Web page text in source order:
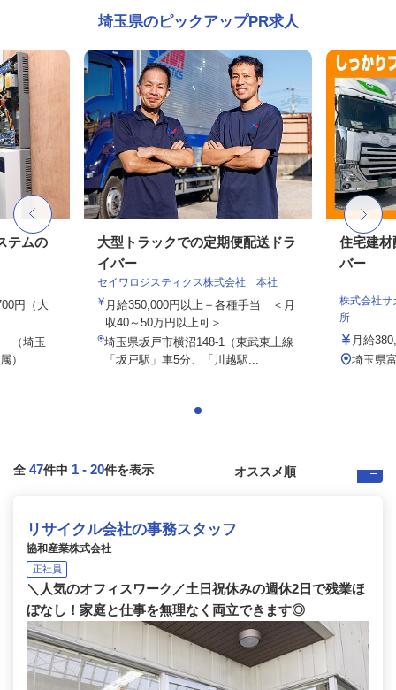
埼玉県のピックアップPR求人
テムの
円（大
（埼玉
）
大型トラックでの定期便配送ドラ
イバー
セイワロジスティクス株式会社 本社
月給350,000円以上＋各種手当 ＜月
収40～50万円以上可＞
埼玉県坂戸市横沼148-1（東武東上線
「坂戸駅」車5分、「川越駅...
住宅建
バー
株式会社
所
月給
埼玉県
全 47件中 1 - 20件を表示
リサイクル会社の事務スタッフ
協和産業株式会社
正社員
＼人気のオフィスワーク／土日祝休みの週休2日で残業ほ
ぼなし！家庭と仕事を無理なく両立できます◎